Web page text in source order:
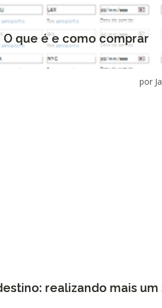
O que é e como comprar
por
realizando mais um